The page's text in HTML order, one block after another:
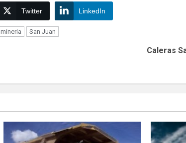
Twitter LinkedIn
mineria San Juan
Caleras